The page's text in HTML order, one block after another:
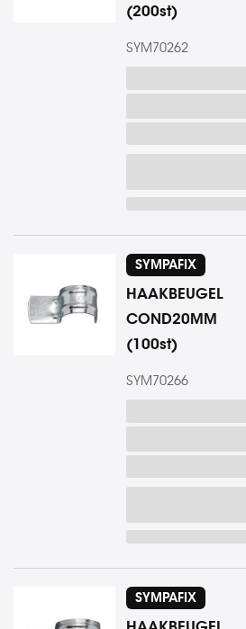
(200st)
SYM70262
SYMPAFIX
HAAKBEUGEL
COND20MM
(100st)
SYM70266
SYMPAFIX